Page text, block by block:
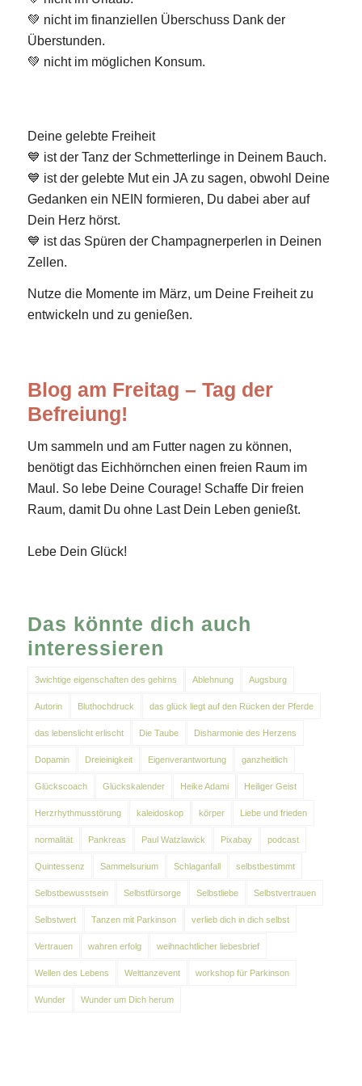
💚 nicht im finanziellen Überschuss Dank der
Überstunden.
💚 nicht im möglichen Konsum.
Deine gelebte Freiheit
💙 ist der Tanz der Schmetterlinge in Deinem Bauch.
💙 ist der gelebte Mut ein JA zu sagen, obwohl Deine
Gedanken ein NEIN formieren, Du dabei aber auf
Dein Herz hörst.
💙 ist das Spüren der Champagnerperlen in Deinen
Zellen.
Nutze die Momente im März, um Deine Freiheit zu
entwickeln und zu genießen.
Blog am Freitag – Tag der
Befreiung!
Um sammeln und am Futter nagen zu können,
benötigt das Eichhörnchen einen freien Raum im
Maul. So lebe Deine Courage! Schaffe Dir freien
Raum, damit Du ohne Last Dein Leben genießt.
Lebe Dein Glück!
Das könnte dich auch
interessieren
3wichtige eigenschaften des gehirns Ablehnung Augsburg
Autorin Bluthochdruck das glück liegt auf den Rücken der Pferde
das lebenslicht erlischt Die Taube Disharmonie des Herzens
Dopamin Dreieinigkeit Eigenverantwortung ganzheitlich
Glückscoach Glückskalender Heike Adami Heiliger Geist
Herzrhythmusstörung kaleidoskop körper Liebe und frieden
normalität Pankreas Paul Watzlawick Pixabay podcast
Quintessenz Sammelsurium Schlaganfall selbstbestimmt
Selbstbewusstsein Selbstfürsorge Selbstliebe Selbstvertrauen
Selbstwert Tanzen mit Parkinson verlieb dich in dich selbst
Vertrauen wahren erfolg weihnachtlicher liebesbrief
Wellen des Lebens Welttanzevent workshop für Parkinson
Wunder Wunder um Dich herum